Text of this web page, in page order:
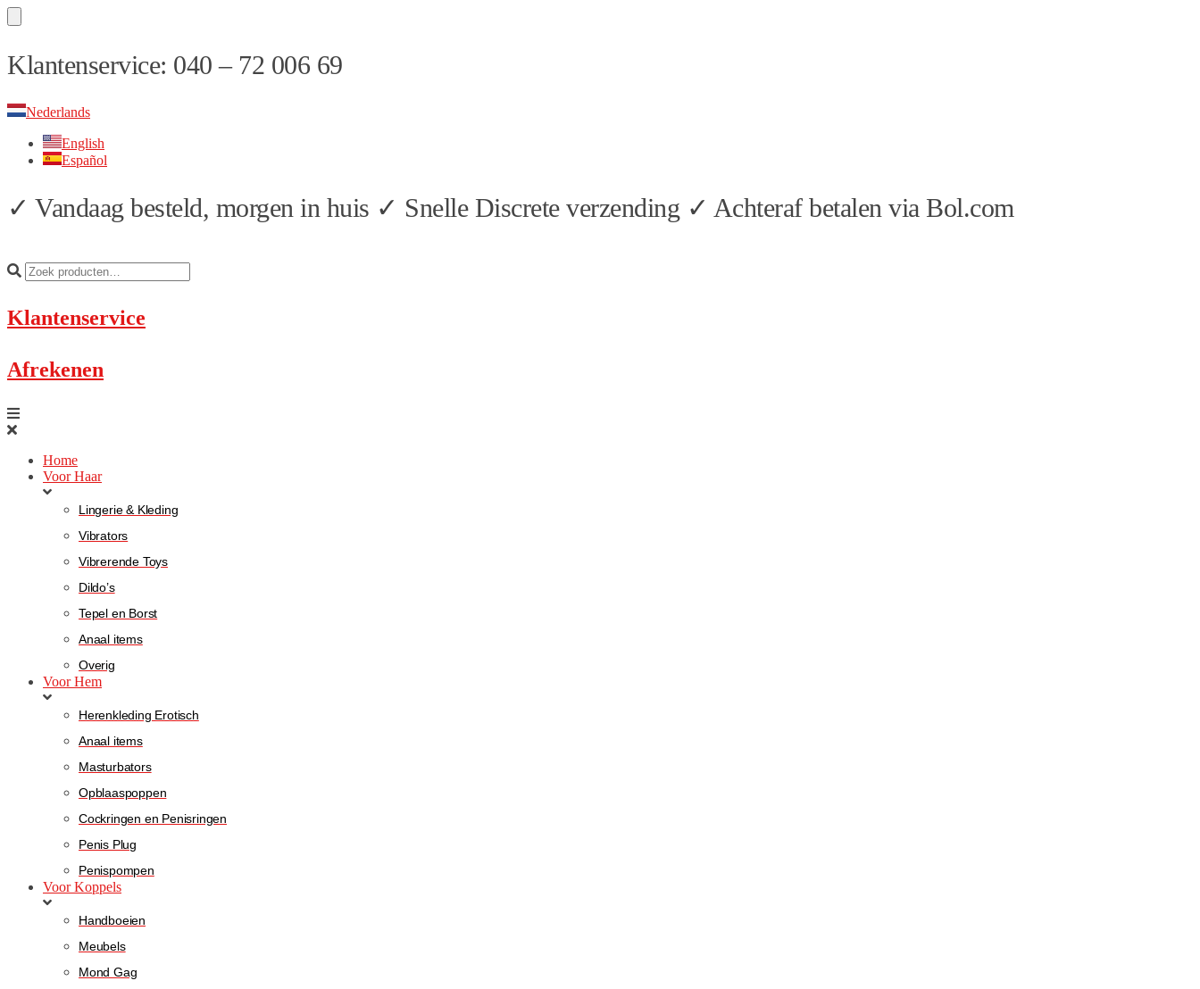
Skip
to
Skip
to
Klantenservice: 040 – 72 006 69
Nederlands
English
Español
✓ Vandaag besteld, morgen in huis ✓ Snelle Discrete verzending ✓ Achteraf betalen via Bol.com
Klantenservice
Afrekenen
Home
Voor Haar
Lingerie & Kleding
Vibrators
Vibrerende Toys
Dildo’s
Tepel en Borst
Anaal items
Overig
Voor Hem
Herenkleding Erotisch
Anaal items
Masturbators
Opblaaspoppen
Cockringen en Penisringen
Penis Plug
Penispompen
Voor Koppels
Handboeien
Meubels
Mond Gag